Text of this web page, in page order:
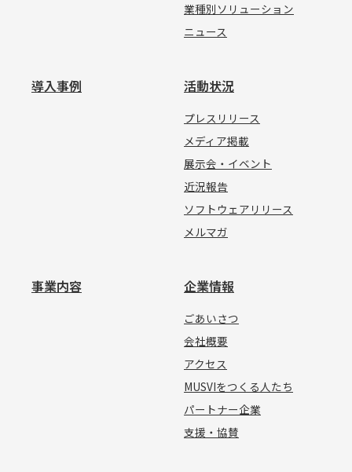
業種別ソリューション
ニュース
導入事例 活動状況
プレスリリース
メディア掲載
展示会・イベント
近況報告
ソフトウェアリリース
メルマガ
事業内容 企業情報
ごあいさつ
会社概要
アクセス
MUSVIをつくる人たち
パートナー企業
支援・協賛